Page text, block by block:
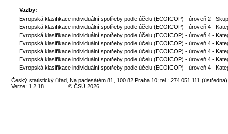
Vazby:
Evropská klasifikace individuální spotřeby podle účelu (ECOICOP) - úroveň 2 -
Evropská klasifikace individuální spotřeby podle účelu (ECOICOP) - úroveň 4 -
Evropská klasifikace individuální spotřeby podle účelu (ECOICOP) - úroveň 4 -
Evropská klasifikace individuální spotřeby podle účelu (ECOICOP) - úroveň 4 -
Evropská klasifikace individuální spotřeby podle účelu (ECOICOP) - úroveň 4 -
Evropská klasifikace individuální spotřeby podle účelu (ECOICOP) - úroveň 4 -
Evropská klasifikace individuální spotřeby podle účelu (ECOICOP) - úroveň 4 -
Český statistický úřad, Na padesátém 81, 100 82 Praha 10; tel.: 274 051 111 (ústředna)
Verze: 1.2.18
© ČSÚ 2026